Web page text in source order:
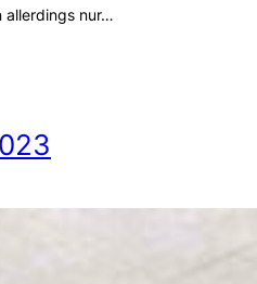
allerdings nur…